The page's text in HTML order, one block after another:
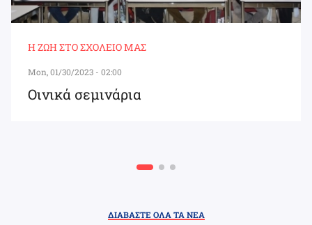
Η ΖΩΉ ΣΤΟ ΣΧΟΛΕΊΟ ΜΑΣ
Mon, 01/30/2023 - 02:00
Οινικά σεμινάρια
ΔΙΑΒΑΣΤΕ ΟΛΑ ΤΑ ΝΕΑ